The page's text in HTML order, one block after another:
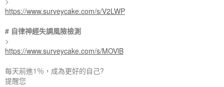
https://www.surveycake.com/s/V2LWP
# 自律神經失調風險檢測
>
https://www.surveycake.com/s/MOVlB
每天前進1％，成為更好的自己?
提醒您